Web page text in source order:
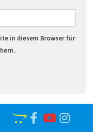
in diesem Browser für